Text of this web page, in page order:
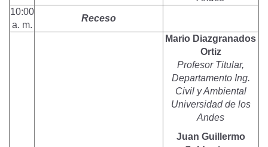
10:00
a. m.
Receso
Mario Diazgranados
Ortiz
Profesor Titular,
Departamento Ing.
Civil y Ambiental
Universidad de los
Andes
Juan Guillermo